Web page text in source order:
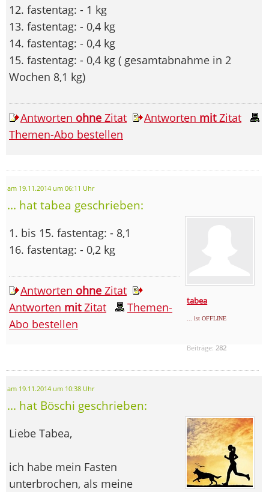
12. fastentag: - 1 kg
13. fastentag: - 0,4 kg
14. fastentag: - 0,4 kg
15. fastentag: - 0,4 kg ( gesamtabnahme in 2
Wochen 8,1 kg)
Antworten ohne Zitat Antworten mitZitat
Themen-Abo bestellen
am 19.11.2014 um 06:11 Uhr
... hat tabea geschrieben:
tabea
... ist OFFLINE
Beiträge: 282
1. bis 15. fastentag: - 8,1
16. fastentag: - 0,2 kg
Antworten ohne Zitat
Antworten mitZitat
Themen-
Abo bestellen
am 19.11.2014 um 10:38 Uhr
... hat Böschi geschrieben:
Liebe Tabea,
ich habe mein Fasten
unterbrochen, als meine